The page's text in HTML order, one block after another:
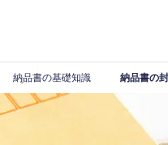
納品書の基礎知識 納品書の